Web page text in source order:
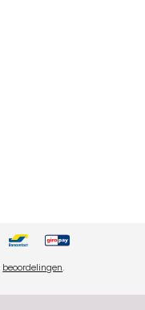
beoordelingen.